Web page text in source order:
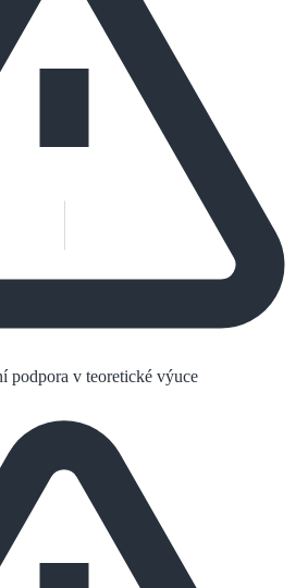
podpora v teoretické výuce